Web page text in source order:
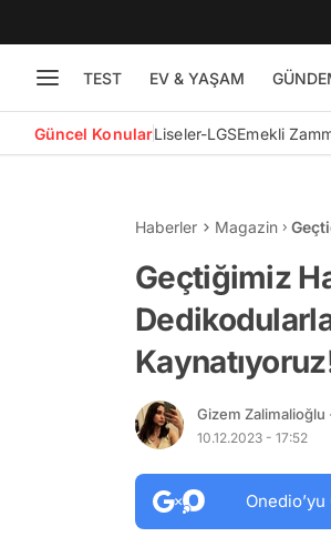
TEST EV & YAŞAM
Güncel KonularLiseler-LGSEmekli
Haberler Magazin
Geçtiğimiz
Gizem Zalimalioğlu
10.12.2023 - 17:52